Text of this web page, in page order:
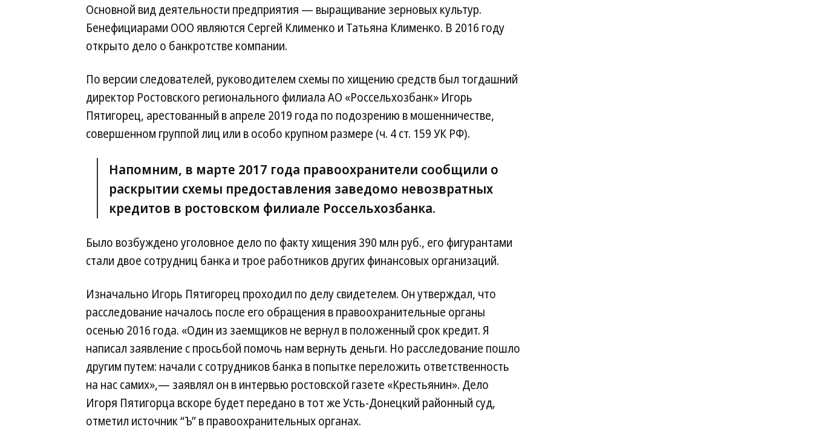
Основной вид деятельности предприятия — выращивание зерновых культур.
Бенефициарами ООО являются Сергей Клименко и Татьяна Клименко. В 2016 году
открыто дело о банкротстве компании.
По версии следователей, руководителем схемы по хищению средств был тогдашний
директор Ростовского регионального филиала АО «Россельхозбанк» Игорь
Пятигорец, арестованный в апреле 2019 года по подозрению в мошенничестве,
совершенном группой лиц или в особо крупном размере (ч. 4 ст. 159 УК РФ).
Напомним, в марте 2017 года правоохранители сообщили о
раскрытии схемы предоставления заведомо невозвратных
кредитов в ростовском филиале Россельхозбанка.
Было возбуждено уголовное дело по факту хищения 390 млн руб., его фигурантами
стали двое сотрудниц банка и трое работников других финансовых организаций.
Изначально Игорь Пятигорец проходил по делу свидетелем. Он утверждал, что
расследование началось после его обращения в правоохранительные органы
осенью 2016 года. «Один из заемщиков не вернул в положенный срок кредит. Я
написал заявление с просьбой помочь нам вернуть деньги. Но расследование пошло
другим путем: начали с сотрудников банка в попытке переложить ответственность
на нас самих»,— заявлял он в интервью ростовской газете «Крестьянин». Дело
Игоря Пятигорца вскоре будет передано в тот же Усть-Донецкий районный суд,
отметил источник “Ъ” в правоохранительных органах.